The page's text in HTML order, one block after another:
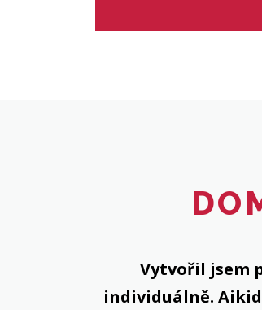
Vytvořil jsem
individuálně.